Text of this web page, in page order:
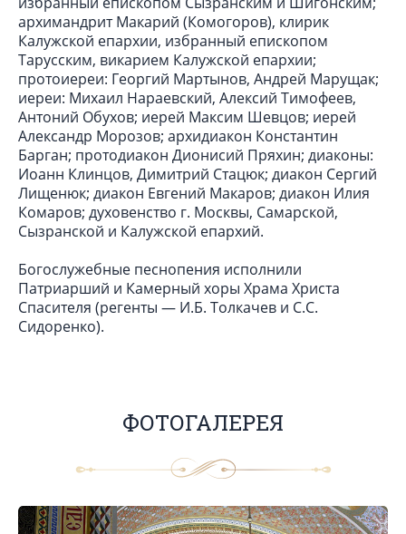
архимандрит Макарий (Комогоров), клирик
Калужской епархии, избранный епископом
Тарусским, викарием Калужской епархии;
протоиереи: Георгий Мартынов, Андрей Марущак;
иереи: Михаил Нараевский, Алексий Тимофеев,
Антоний Обухов; иерей Максим Шевцов; иерей
Александр Морозов; архидиакон Константин
Барган; протодиакон Дионисий Пряхин; диаконы:
Иоанн Клинцов, Димитрий Стацюк; диакон Сергий
Лищенюк; диакон Евгений Макаров; диакон Илия
Комаров; духовенство г. Москвы, Самарской,
Сызранской и Калужской епархий.
Богослужебные песнопения исполнили
Патриарший и Камерный хоры Храма Христа
Спасителя (регенты — И.Б. Толкачев и С.С.
Сидоренко).
ФОТОГАЛЕРЕЯ